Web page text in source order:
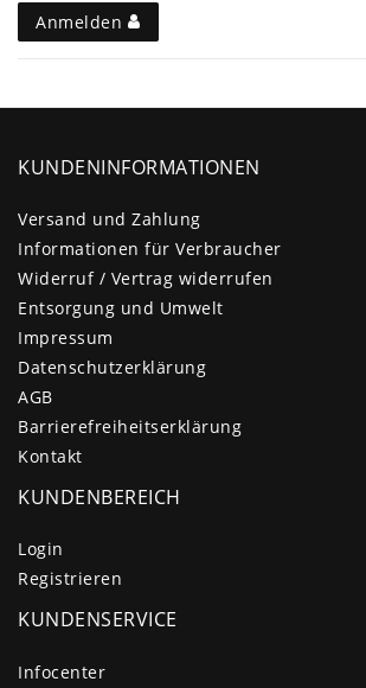
Anmelden
KUNDENINFORMATIONEN
Versand und Zahlung
Informationen für Verbraucher
Widerruf / Vertrag widerrufen
Entsorgung und Umwelt
Impressum
Daten­schutz­erklärung
AGB
Barrierefreiheitserklärung
Kontakt
KUNDENBEREICH
Login
Registrieren
KUNDENSERVICE
Infocenter